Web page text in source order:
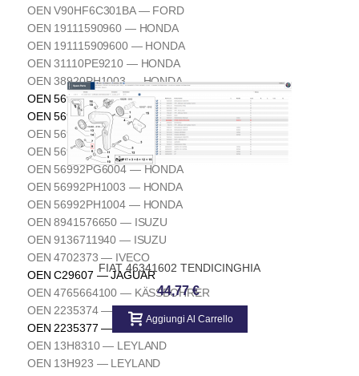
OEN V90HF6C301BA — FORD
OEN 19111590960 — HONDA
OEN 191115909600 — HONDA
OEN 31110PE9210 — HONDA
OEN 38920PH1003 — HONDA
OEN 56992PC6003 — HONDA
OEN 56992PC6004 — HONDA
OEN 56992PC6014 — HONDA
OEN 56992PG6003 — HONDA
OEN 56992PG6004 — HONDA
OEN 56992PH1003 — HONDA
OEN 56992PH1004 — HONDA
OEN 8941576650 — ISUZU
OEN 9136711940 — ISUZU
OEN 4702373 — IVECO
OEN C29607 — JAGUAR
OEN 4765664100 — KÄSSBOHRER
OEN 2235374 — KHD
OEN 2235377 — KHD
OEN 13H8310 — LEYLAND
OEN 13H923 — LEYLAND
FIAT 46341602 TENDICINGHIA
DISTRIBUZIONE REGOLABILE ALFA
44,77 €
Aggiungi Al Carrello